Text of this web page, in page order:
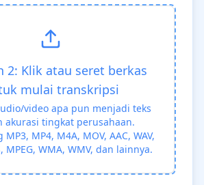
2: Klik atau seret berkas
mulai transkripsi
video apa pun menjadi teks
akurasi tingkat perusahaan.
MP4, M4A, MOV, AAC, WAV,
MPEG, WMA, WMV, dan lainnya.